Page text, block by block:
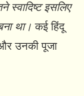
स्वादिष्ट इसलिए
था। कई हिंदू
उनकी पूजा